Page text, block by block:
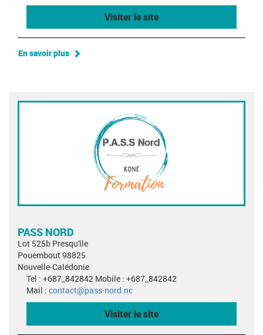
Visiter le site
En savoir plus
PASS NORD
Lot 525b Presqu'île
Pouembout 98825
Nouvelle-Calédonie
Tel : +687_842842 Mobile : +687_842842
Mail : contact@pass-nord.nc
Visiter le site